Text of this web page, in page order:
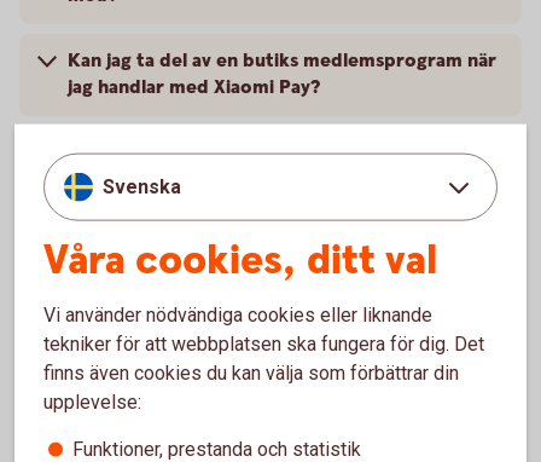
Kan jag ta del av en butiks medlemsprogram när
jag handlar med Xiaomi Pay?
Kan jag ta ut pengar i en uttagningsautomat med
min wearable från Xiaomi Pay?
Vad behöver jag göra om jag blivit av med min
wearable?
Jag har fått ett nytt kort, vad gör jag?
Vart vänder jag mig vid problem?
Svenska
Våra cookies, ditt val
Vi använder nödvändiga cookies eller liknande
tekniker för att webbplatsen ska fungera för dig. Det
finns även cookies du kan välja som förbättrar din
upplevelse:
Funktioner, prestanda och statistik